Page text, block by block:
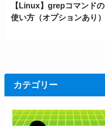
【Linux】grepコマンドの
使い方（オプションあり）
カテゴリー